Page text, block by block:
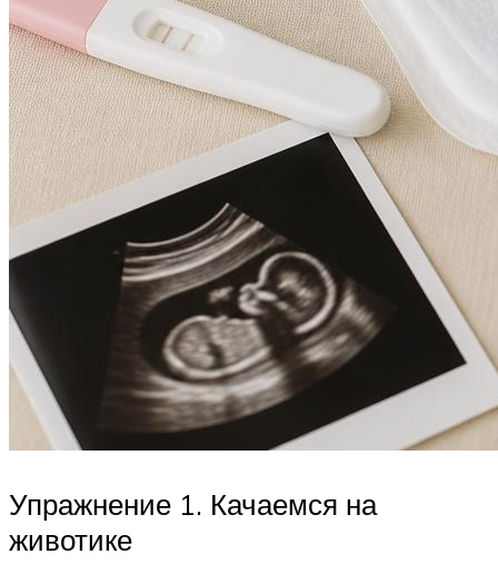
Упражнение 1. Качаемся на
животике